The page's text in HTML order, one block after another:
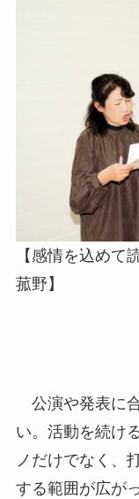
【感情を込めて
菰野】
公演や発表に
い。活動を続け
ノだけでなく、
する範囲が広が